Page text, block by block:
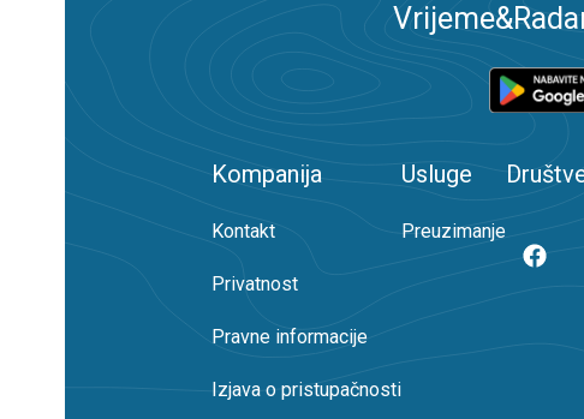
Kompanija
Kontakt
Privatnost
Pravne informacije
Izjava o pristupačnosti
Usluge
Preuzimanje